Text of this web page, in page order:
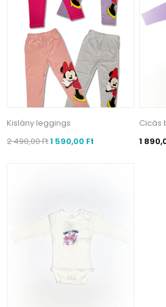
Kislány leggings
2 490,00 Ft1 590,00 Ft
Cicás
1